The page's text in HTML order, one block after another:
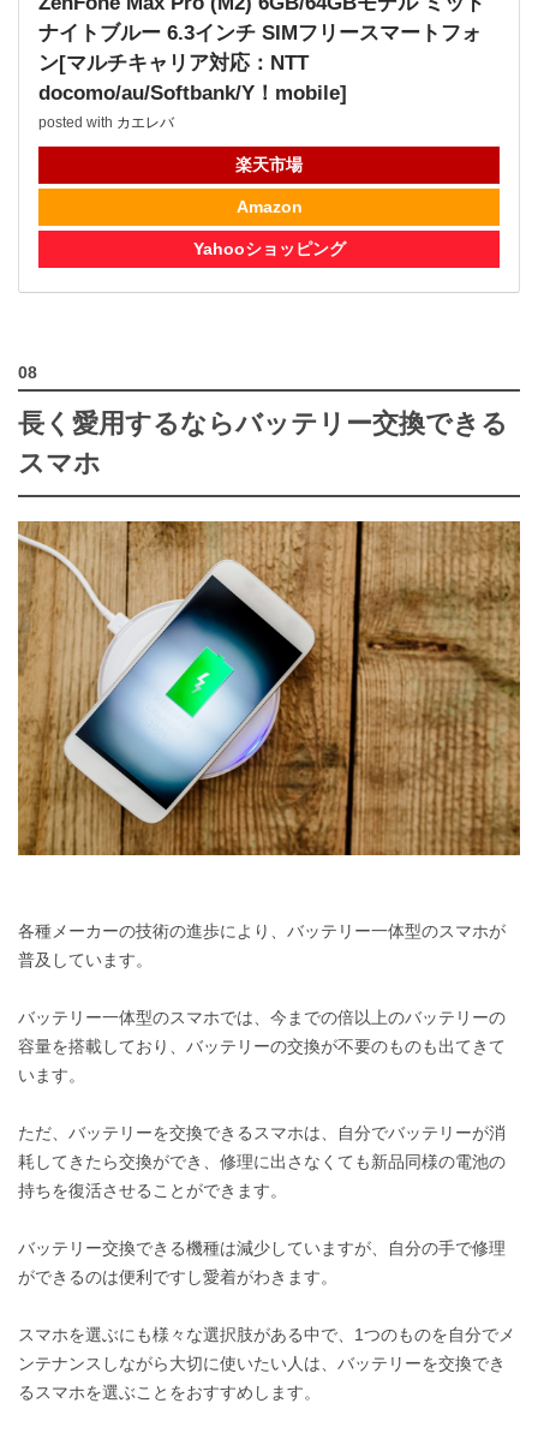
ナイトブルー 6.3インチ SIMフリースマートフォ
ン[マルチキャリア対応：NTT
docomo/au/Softbank/Y！mobile]
posted with カエレバ
楽天市場
Amazon
Yahooショッピング
長く愛用するならバッテリー交換できる
スマホ
各種メーカーの技術の進歩により、バッテリー一体型のスマホが
普及しています。
バッテリー一体型のスマホでは、今までの倍以上のバッテリーの
容量を搭載しており、バッテリーの交換が不要のものも出てきて
います。
ただ、バッテリーを交換できるスマホは、自分でバッテリーが消
耗してきたら交換ができ、修理に出さなくても新品同様の電池の
持ちを復活させることができます。
バッテリー交換できる機種は減少していますが、自分の手で修理
ができるのは便利ですし愛着がわきます。
スマホを選ぶにも様々な選択肢がある中で、1つのものを自分でメ
ンテナンスしながら大切に使いたい人は、バッテリーを交換でき
るスマホを選ぶことをおすすめします。